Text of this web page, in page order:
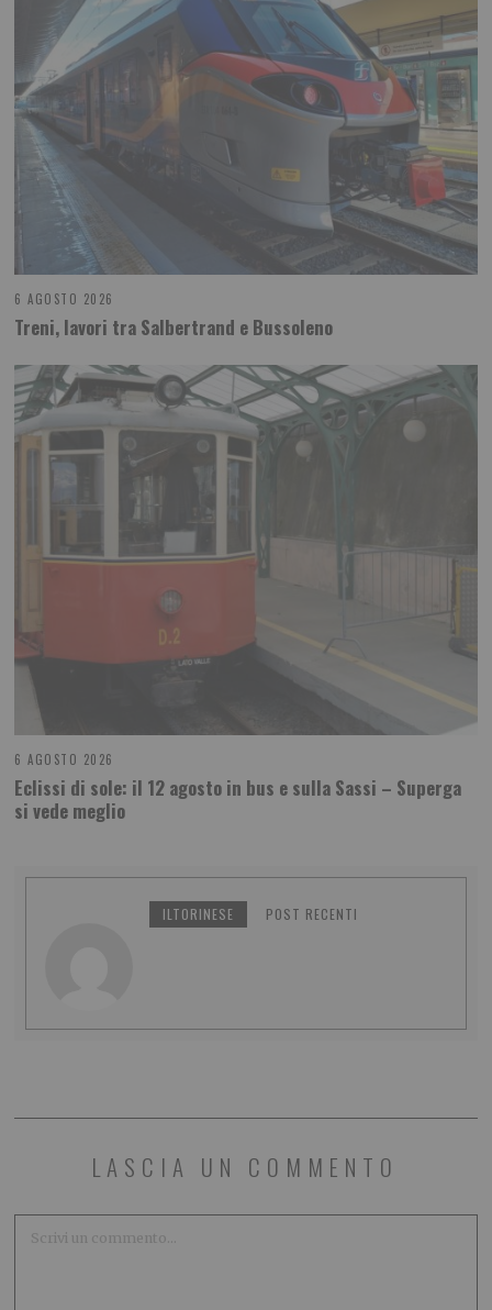
6 AGOSTO 2026
Treni, lavori tra Salbertrand e Bussoleno
6 AGOSTO 2026
Eclissi di sole: il 12 agosto in bus e sulla Sassi – Superga
si vede meglio
ILTORINESE POST RECENTI
LASCIA UN COMMENTO